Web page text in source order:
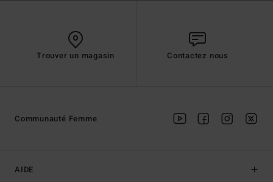
Trouver un magasin Contactez nous
AIDE
Communauté Femme